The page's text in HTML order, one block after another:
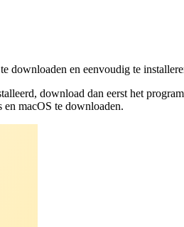
downloaden en eenvoudig te
download dan eerst het
macOS te downloaden.